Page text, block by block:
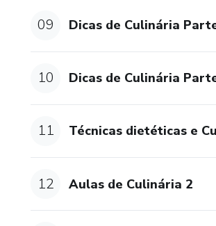
09 Dicas de Culinária
10 Dicas de Culinária
11 Técnicas dietéticas e
12 Aulas de Culinária 2